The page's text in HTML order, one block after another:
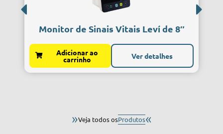
Monitor de Sinais Vitais Leví de 8″
Adicionar ao
carrinho Ver detalhes
»Veja todos osProdutos«